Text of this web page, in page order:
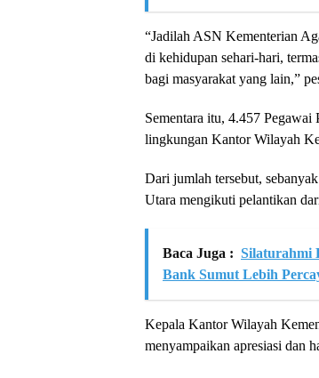
“Jadilah ASN Kementerian
di kehidupan sehari-hari,
bagi masyarakat yang lain,”
Sementara itu, 4.457
lingkungan Kantor Wilayah
Dari jumlah tersebut,
Utara mengikuti pelantikan
Baca Juga : Silaturahmi
Bank Sumut Lebih
Kepala Kantor Wilayah
menyampaikan apresiasi dan